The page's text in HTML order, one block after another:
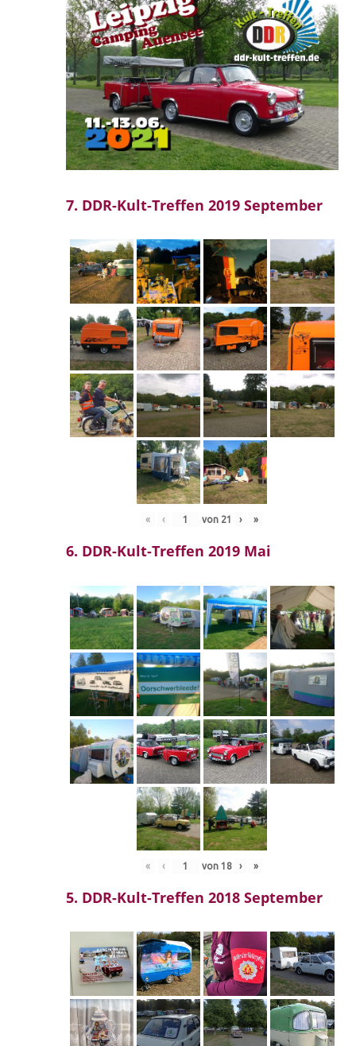
7. DDR-Kult-Treffen 2019 September
« ‹ von 21 › »
6. DDR-Kult-Treffen 2019 Mai
« ‹ von 18 › »
5. DDR-Kult-Treffen 2018 September